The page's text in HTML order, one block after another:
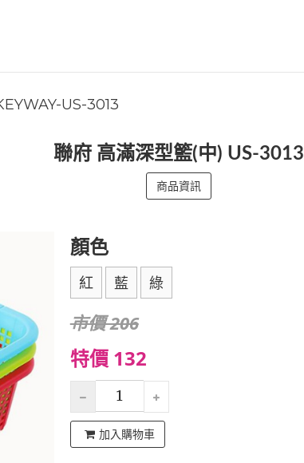
US-3013
聯府 高滿深型籃(中) US-3013
商品資訊
顏色
紅 藍 綠
市價 206
特價 132
加入購物車